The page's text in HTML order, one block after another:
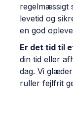
regelmæssigt
levetid og
en god
Er det tid til
din tid eller
dag. Vi
ruller fejlfrit